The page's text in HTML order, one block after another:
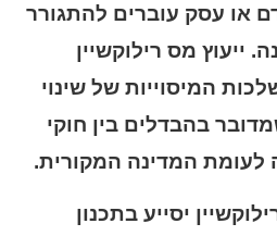
או עסק עוברים להתגורר
ייעוץ מס רילוקשיין
המיסוייות של שינוי
בהבדלים בין חוקי
המדינה המקורית.
יסייע בתכנון